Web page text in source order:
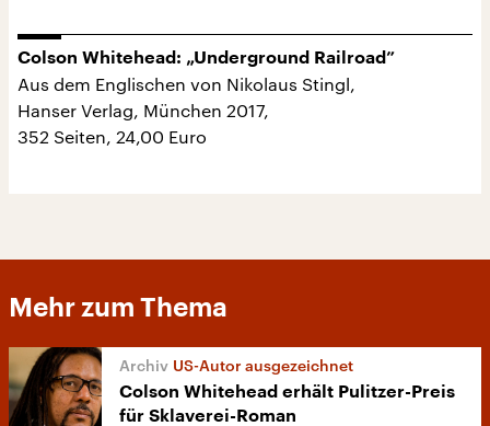
Colson Whitehead: „Underground Railroad”
Aus dem Englischen von Nikolaus Stingl,
Hanser Verlag, München 2017,
352 Seiten, 24,00 Euro
Mehr zum Thema
US-Autor ausgezeichnet
Colson Whitehead erhält Pulitzer-Preis
für Sklaverei-Roman